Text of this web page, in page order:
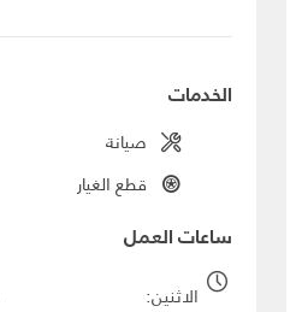
الخدمات
صيانة
قطع الغيار
ساعات العمل
الاثنين